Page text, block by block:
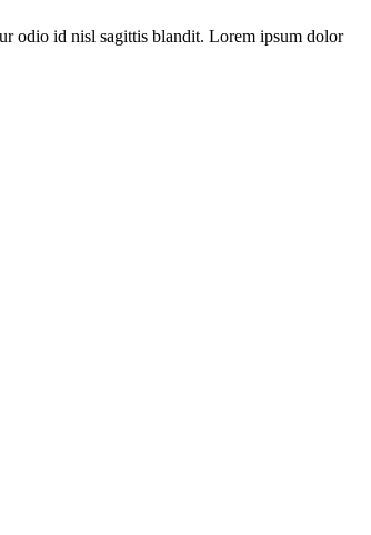
odio id nisl sagittis blandit. Lorem ipsum dolor